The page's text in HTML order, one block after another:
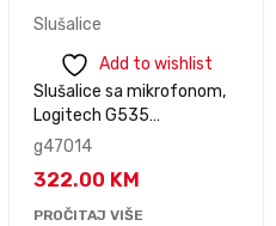
Slušalice
Add to wishlist
Slušalice sa mikrofonom,
Logitech G535
LIGHTSPEED Wireless
981-000972
g47014
322.00 KM
PROČITAJ VIŠE